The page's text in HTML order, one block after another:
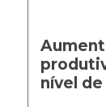
nível